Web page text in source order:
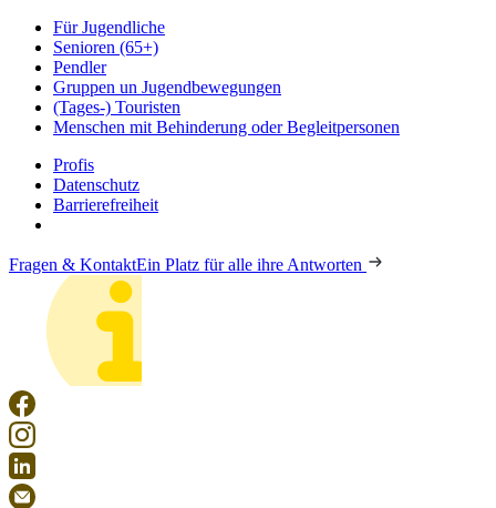
Für Jugendliche
Senioren (65+)
Pendler
Gruppen un Jugendbewegungen
(Tages-) Touristen
Menschen mit Behinderung oder Begleitpersonen
Profis
Datenschutz
Barrierefreiheit
Fragen & KontaktEin Platz für alle ihre Antworten